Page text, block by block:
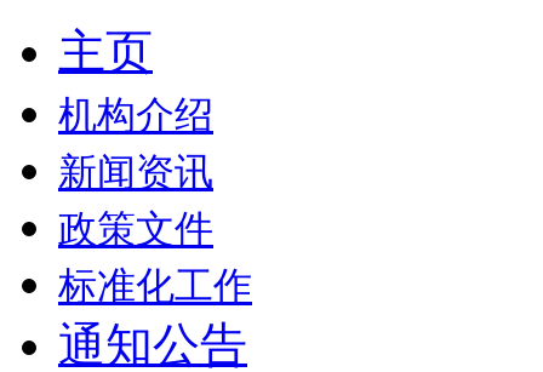
主页
机构介绍
新闻资讯
政策文件
标准化工作
通知公告